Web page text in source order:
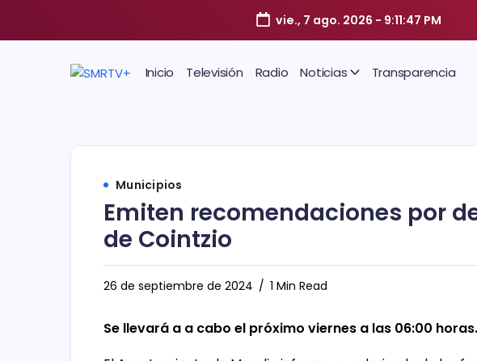
vie., 7 ago. 2026 - 9:11:48 PM
Inicio Televisión Radio Noticias Transparencia
Municipios
Emiten recomendaciones por
de Cointzio
26 de septiembre de 2024 1 Min Read
Se llevará a a cabo el próximo viernes a las 06:00 horas.